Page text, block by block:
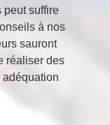
peut suffire
à nos
sauront
réaliser des
adéquation